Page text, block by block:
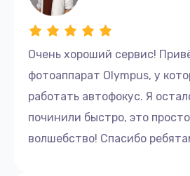
Очень хороший сервис!
фотоаппарат Olympus, у
работать автофокус. Я
починили быстро, это
волшебство! Спасибо